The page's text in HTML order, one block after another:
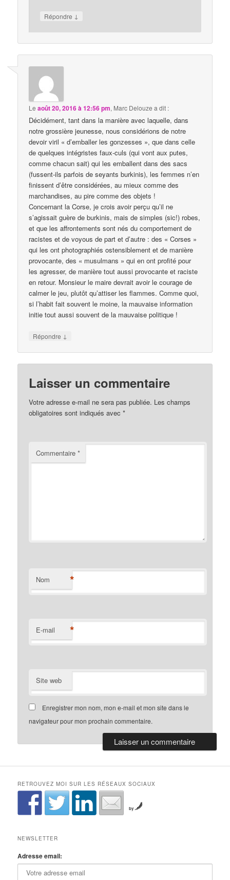
Répondre ↓
Leaoût 20, 2016 à 12:56 pm, Marc Delouze a dit :
Décidément, tant dans la manière avec laquelle, dans
notre grossière jeunesse, nous considérions de notre
devoir viril « d’emballer les gonzesses », que dans celle
de quelques intégristes faux-culs (qui vont aux putes,
comme chacun sait) qui les emballent dans des sacs
(fussent-ils parfois de seyants burkinis), les femmes n’en
finissent d’être considérées, au mieux comme des
marchandises, au pire comme des objets !
Concernant la Corse, je crois avoir perçu qu’il ne
s’agissait guère de burkinis, mais de simples (sic!) robes,
et que les affrontements sont nés du comportement de
racistes et de voyous de part et d’autre : des « Corses »
qui les ont photographiés ostensiblement et de manière
provocante, des « musulmans » qui en ont profité pour
les agresser, de manière tout aussi provocante et raciste
en retour. Monsieur le maire devrait avoir le courage de
calmer le jeu, plutôt qu’attiser les flammes. Comme quoi,
si l’habit fait souvent le moine, la mauvaise information
initie tout aussi souvent de la mauvaise politique !
Répondre ↓
Laisser un commentaire
Votre adresse e-mail ne sera pas publiée. Les champs
obligatoires sont indiqués avec*
Commentaire*
Nom *
E-mail *
Site web
Enregistrer mon nom, mon e-mail et mon site dans le
navigateur pour mon prochain commentaire.
RETROUVEZ MOI SUR LES RÉSEAUX SOCIAUX
by
NEWSLETTER
Adresse email: